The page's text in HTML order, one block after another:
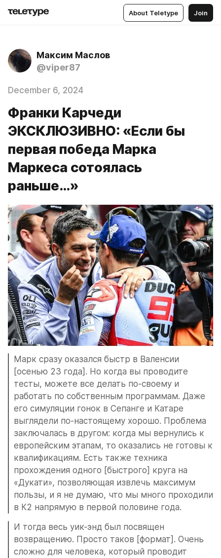
About Teletype Join
Максим Маслов
@viper87
December 6, 2024
Франки Карчеди
ЭКСКЛЮЗИВНО: «Если бы
первая победа Марка
Маркеса сотоялась
раньше…»
Марк сразу оказался быстр в Валенсии
[осенью 23 года]. Но когда вы проводите
тесты, можете все делать по-своему и
работать по собственным программам. Даже
его симуляции гонок в Сепанге и Катаре
выглядели по-настоящему хорошо. Проблема
заключалась в другом: когда мы вернулись к
европейским этапам, то оказались не готовы к
квалификациям. Есть также техника
прохождения одного [быстрого] круга на
«Дукати», позволяющая извлечь максимум
пользы, и я не думаю, что мы много проходили
в К2 напрямую в первой половине года.
И тогда весь уик-энд был посвящен
возвращению. Просто таков [формат]. Очень
сложно для человека, который проводит